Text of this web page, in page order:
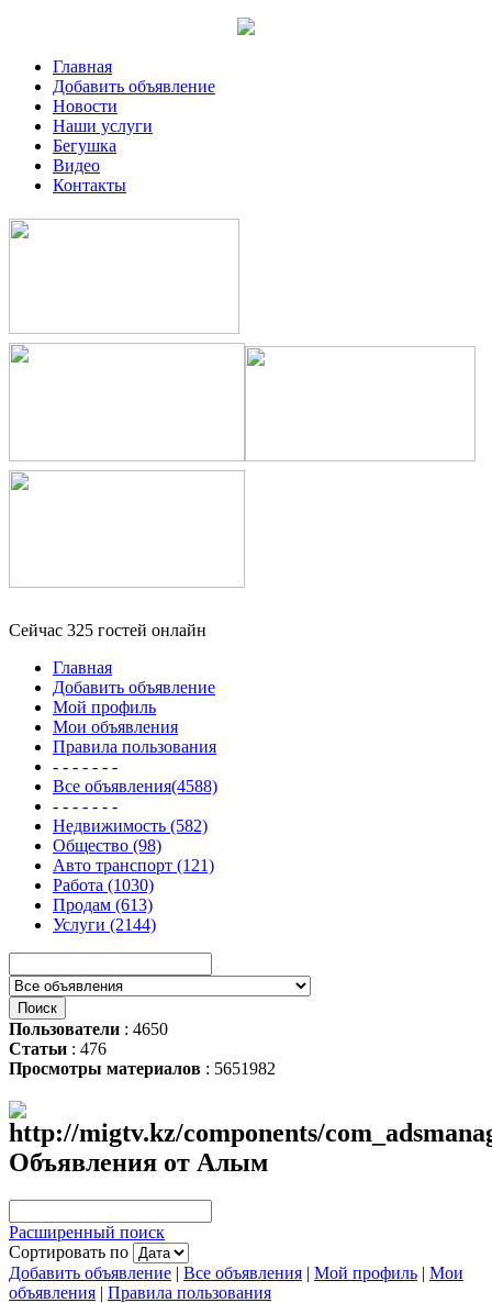
Главная
Добавить объявление
Новости
Наши услуги
Бегушка
Видео
Контакты
Сейчас 325 гостей онлайн
Главная
Добавить объявление
Мой профиль
Мои объявления
Правила пользования
- - - - - - -
Все объявления(4588)
- - - - - - -
Недвижимость (582)
Общество (98)
Авто транспорт (121)
Работа (1030)
Продам (613)
Услуги (2144)
Пользователи : 4650
Статьи : 476
Просмотры материалов : 5651982
Объявления от Алым
Расширенный поиск
Сортировать по
Добавить объявление | Все объявления | Мой профиль | Мои
объявления | Правила пользования